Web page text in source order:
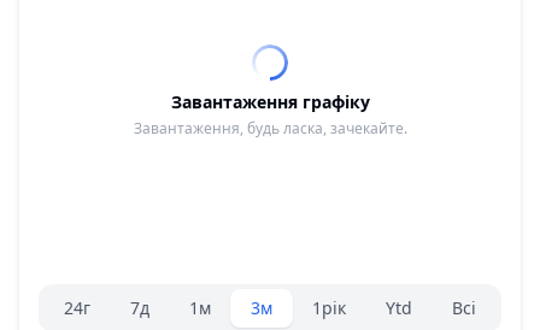
Завантаження графіку
Завантаження, будь ласка, зачекайте.
Вибір діапазону.
24г 7д 1м 3м 1рік Ytd Всі